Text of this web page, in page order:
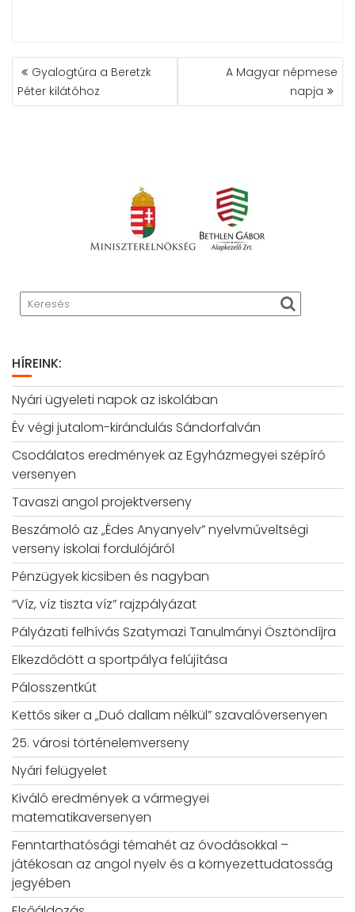
BEJEGYZÉS
NAVIGÁCIÓ
Gyalogtúra a Beretzk
Péter kilátóhoz
A Magyar népmese
napja
HÍREINK:
Nyári ügyeleti napok az iskolában
Év végi jutalom-kirándulás Sándorfalván
Csodálatos eredmények az Egyházmegyei szépíró
versenyen
Tavaszi angol projektverseny
Beszámoló az „Édes Anyanyelv” nyelvműveltségi
verseny iskolai fordulójáról
Pénzügyek kicsiben és nagyban
“Víz, víz tiszta víz” rajzpályázat
Pályázati felhívás Szatymazi Tanulmányi Ösztöndíjra
Elkezdődött a sportpálya felújítása
Pálosszentkút
Kettős siker a „Duó dallam nélkül” szavalóversenyen
25. városi történelemverseny
Nyári felügyelet
Kiváló eredmények a vármegyei
matematikaversenyen
Fenntarthatósági témahét az óvodásokkal –
játékosan az angol nyelv és a környezettudatosság
jegyében